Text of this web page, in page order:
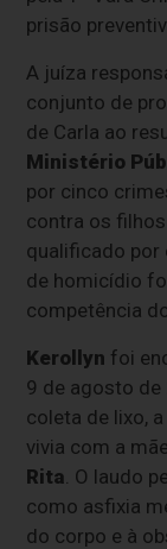
prisão
A juíza
conjunto de
de Carla ao
Ministério
por cinco
contra os
qualificado por
de homicídio
competência
Kerollyn foi
9 de agosto de
coleta de lixo,
vivia com a
Rita . O laudo
como asfixia
do corpo e à